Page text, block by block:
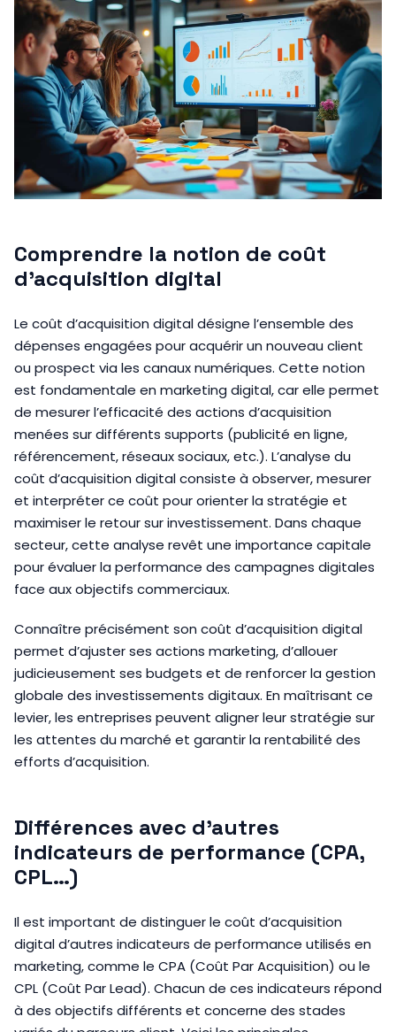
Comprendre la notion de coût
d’acquisition digital
Le coût d’acquisition digital désigne l’ensemble des
dépenses engagées pour acquérir un nouveau client
ou prospect via les canaux numériques. Cette notion
est fondamentale en marketing digital, car elle permet
de mesurer l’efficacité des actions d’acquisition
menées sur différents supports (publicité en ligne,
référencement, réseaux sociaux, etc.). L’analyse du
coût d’acquisition digital consiste à observer, mesurer
et interpréter ce coût pour orienter la stratégie et
maximiser le retour sur investissement. Dans chaque
secteur, cette analyse revêt une importance capitale
pour évaluer la performance des campagnes digitales
face aux objectifs commerciaux.
Connaître précisément son coût d’acquisition digital
permet d’ajuster ses actions marketing, d’allouer
judicieusement ses budgets et de renforcer la gestion
globale des investissements digitaux. En maîtrisant ce
levier, les entreprises peuvent aligner leur stratégie sur
les attentes du marché et garantir la rentabilité des
efforts d’acquisition.
Différences avec d’autres
indicateurs de performance (CPA,
CPL…)
Il est important de distinguer le coût d’acquisition
digital d’autres indicateurs de performance utilisés en
marketing, comme le CPA (Coût Par Acquisition) ou le
CPL (Coût Par Lead). Chacun de ces indicateurs répond
à des objectifs différents et concerne des stades